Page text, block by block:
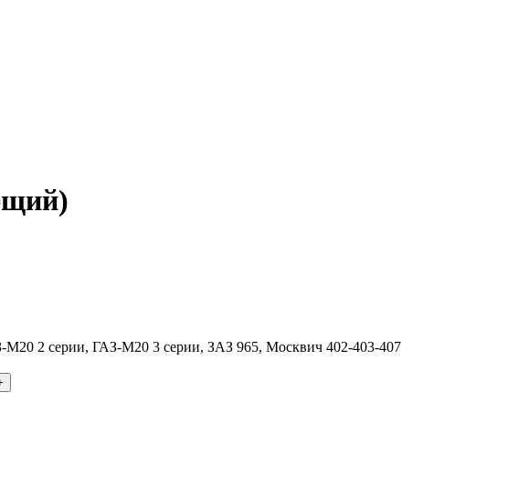
2 серии, ГАЗ-М20 3 серии, ЗАЗ 965, Москвич 402-403-407